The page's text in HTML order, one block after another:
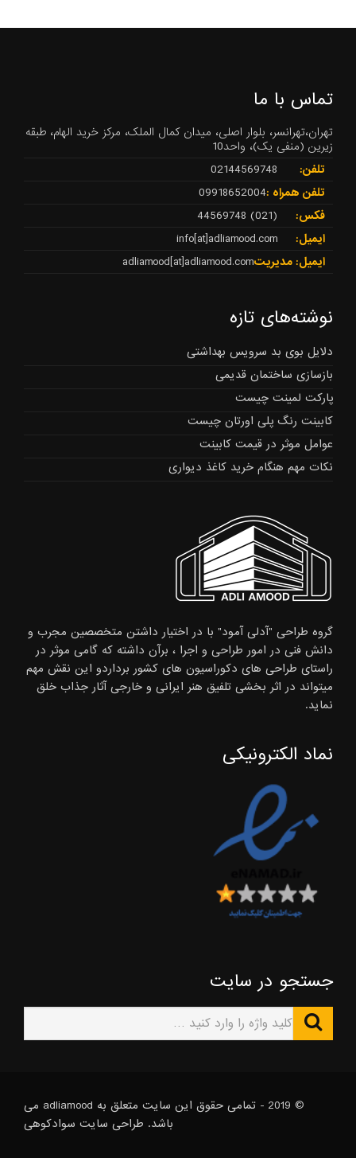
تماس با ما
تهران،تهرانسر، بلوار اصلی، میدان کمال الملک، مرکز خرید الهام، طبقه
زیرین (منفی یک)، واحد10
تلفن:
02144569748
تلفن همراه :09918652004
فکس:
(021) 44569748
ایمیل:
info[at]adliamood.com
ایمیل: مدیریتadliamood[at]adliamood.com
نوشته‌های تازه
دلایل بوی بد سرویس بهداشتی
بازسازی ساختمان قدیمی
پارکت لمینت چیست
کابینت رنگ پلی اورتان چیست
عوامل موثر در قیمت کابینت
نکات مهم هنگام خرید کاغذ دیواری
گروه طراحی "آدلی آمود" با در اختیار داشتن متخصصین مجرب و
دانش فنی در امور طراحی و اجرا ، برآن داشته که گامی موثر در
راستای طراحی های دکوراسیون های کشور برداردو این نقش مهم
میتواند در اثر بخشی تلفیق هنر ایرانی و خارجی آثار جذاب خلق
نماید.
نماد الکترونیکی
جستجو در سایت
© 2019 - تمامی حقوق این سایت متعلق به adliamood می
باشد. طراحی سایت سوادکوهی